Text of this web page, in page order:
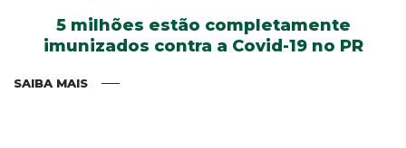
5 milhões estão completamente
imunizados contra a Covid-19 no PR
SAIBA MAIS